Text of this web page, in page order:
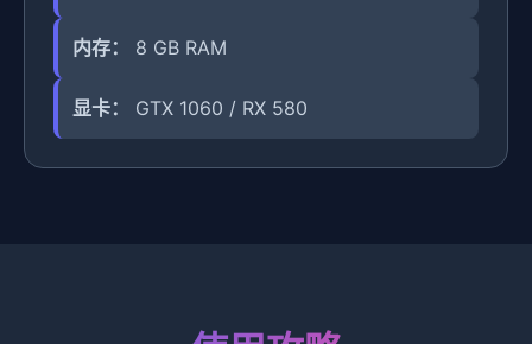
内存： 8 GB RAM
显卡： GTX 1060 / RX 580